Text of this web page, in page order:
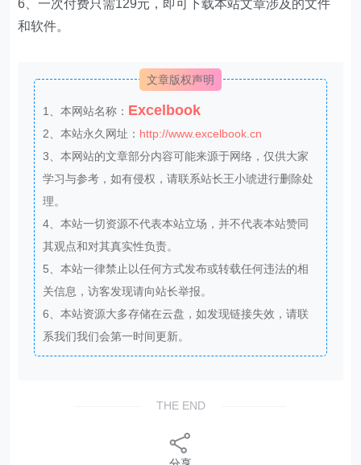
6、一次付费只需129元，即可下载本站文章涉及的文件
和软件。
文章版权声明
1、本网站名称： Excelbook
2、本站永久网址： http://www.excelbook.cn
3、本网站的文章部分内容可能来源于网络，仅供大家
学习与参考，如有侵权，请联系站长王小琥进行删除处
理。
4、本站一切资源不代表本站立场，并不代表本站赞同
其观点和对其真实性负责。
5、本站一律禁止以任何方式发布或转载任何违法的相
关信息，访客发现请向站长举报。
6、本站资源大多存储在云盘，如发现链接失效，请联
系我们我们会第一时间更新。
THE END